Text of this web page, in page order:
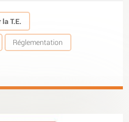
T.E.
Réglementation